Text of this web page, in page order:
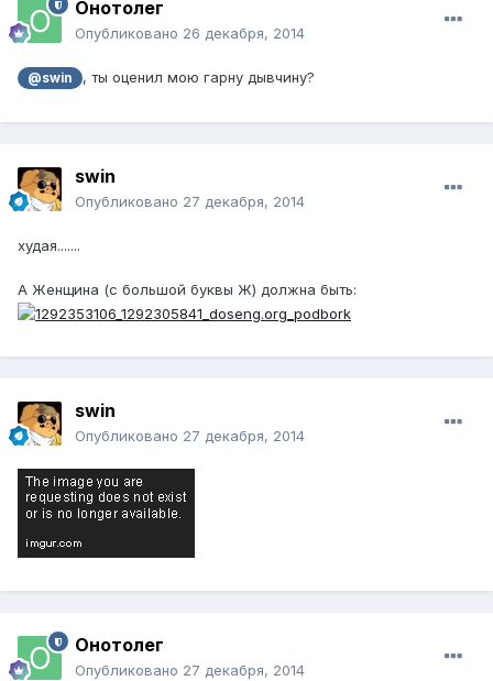
Онотолег
Опубликовано 26 декабря, 2014
@swin , ты оценил мою гарну дывчину?
swin
Опубликовано 27 декабря, 2014
худая.......
А Женщина (с большой буквы Ж) должна быть:
swin
Опубликовано 27 декабря, 2014
Онотолег
Опубликовано 27 декабря, 2014